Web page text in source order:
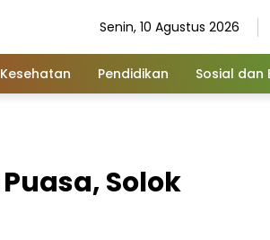
Senin, 10 Agustus 2026
Kesehatan Pendidikan Sosial dan
Solok